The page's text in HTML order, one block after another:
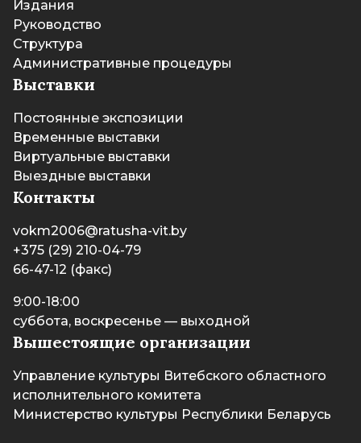
Издания
Руководство
Структура
Административные процедуры
Выставки
Постоянные экспозиции
Временные выставки
Виртуальные выставки
Выездные выставки
Контакты
vokm2006@ratusha-vit.by
+375 (29) 210-04-79
66-47-12 (факс)
9:00-18:00
суббота, воскресенье — выходной
Вышестоящие организации
Управление культуры Витебского областного
исполнительного комитета
Министерство культуры Республики Беларусь